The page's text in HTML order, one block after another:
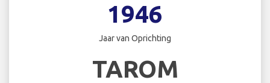
1946
Jaar van Oprichting
TAROM